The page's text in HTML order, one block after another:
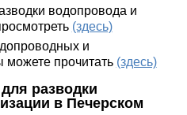
водопровода и
(здесь)
и
можете прочитать (здесь)
разводки
в Печерском